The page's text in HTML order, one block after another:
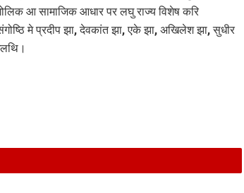
आ सामाजिक आधार पर लघु राज्य विशेष करि
मे प्रदीप झा, देवकांत झा, एके झा, अखिलेश झा, सुधीर